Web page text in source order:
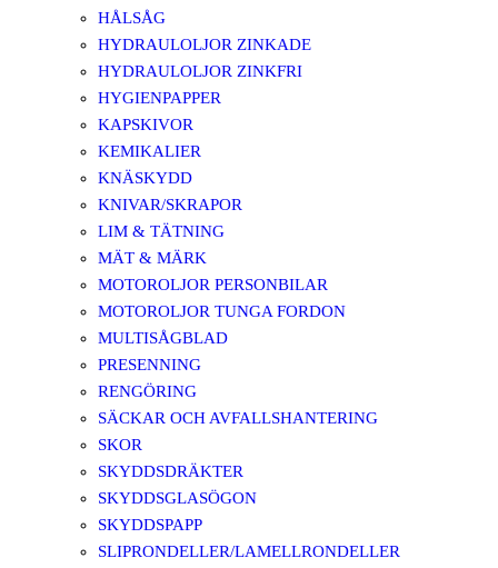
HÅLSÅG
HYDRAULOLJOR ZINKADE
HYDRAULOLJOR ZINKFRI
HYGIENPAPPER
KAPSKIVOR
KEMIKALIER
KNÄSKYDD
KNIVAR/SKRAPOR
LIM & TÄTNING
MÄT & MÄRK
MOTOROLJOR PERSONBILAR
MOTOROLJOR TUNGA FORDON
MULTISÅGBLAD
PRESENNING
RENGÖRING
SÄCKAR OCH AVFALLSHANTERING
SKOR
SKYDDSDRÄKTER
SKYDDSGLASÖGON
SKYDDSPAPP
SLIPRONDELLER/LAMELLRONDELLER